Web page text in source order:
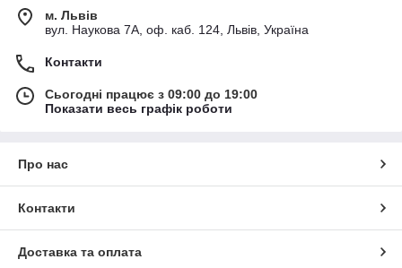
м. Львів
вул. Наукова 7А, оф. каб. 124, Львів, Україна
Контакти
Сьогодні працює з 09:00 до 19:00
Показати весь графік роботи
Про нас
Контакти
Доставка та оплата